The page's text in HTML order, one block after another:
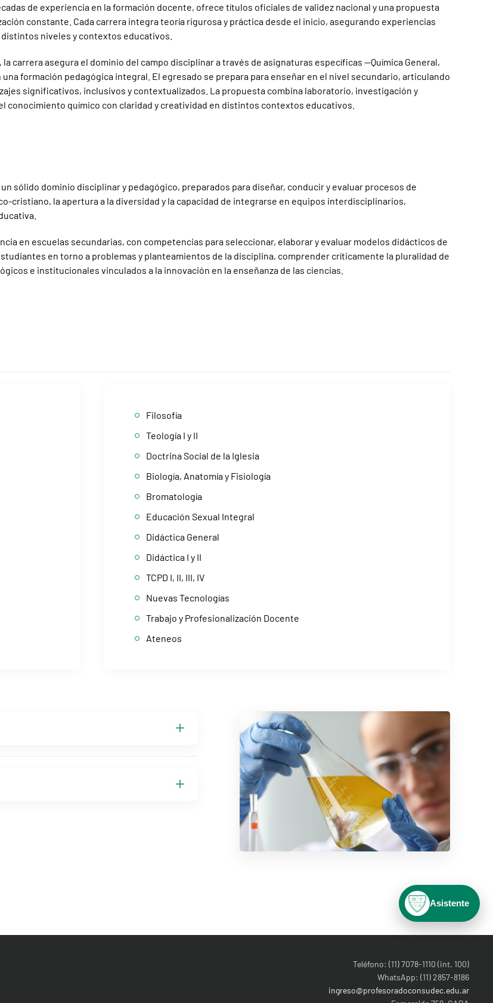
de experiencia en la formación docente, ofrece títulos oficiales de validez nacional y una propuesta
constante. Cada carrera integra teoría rigurosa y práctica desde el inicio, asegurando experiencias
niveles y contextos educativos.
carrera asegura el dominio del campo disciplinar a través de asignaturas específicas —Química General,
formación pedagógica integral. El egresado se prepara para enseñar en el nivel secundario, articulando
significativos, inclusivos y contextualizados. La propuesta combina laboratorio, investigación y
químico con claridad y creatividad en distintos contextos educativos.
sólido dominio disciplinar y pedagógico, preparados para diseñar, conducir y evaluar procesos de
cristiano, la apertura a la diversidad y la capacidad de integrarse en equipos interdisciplinarios,
en escuelas secundarias, con competencias para seleccionar, elaborar y evaluar modelos didácticos de
en torno a problemas y planteamientos de la disciplina, comprender críticamente la pluralidad de
e institucionales vinculados a la innovación en la enseñanza de las ciencias.
Filosofía
Teología I y II
Doctrina Social de la Iglesia
Biología, Anatomía y Fisiología
Bromatología
Educación Sexual Integral
Didáctica General
Didáctica I y II
TCPD I, II, III, IV
Nuevas Tecnologías
Trabajo y Profesionalización Docente
Ateneos
Teléfono: (11) 7078-1110 (int. 100)
WhatsApp: (11) 2857-8186
ingreso@profesoradoconsudec.edu.ar
Asistente